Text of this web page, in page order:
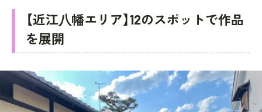
【近江⼋幡エリア】12のスポットで作品
を展開